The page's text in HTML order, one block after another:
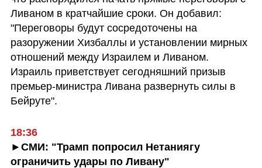
Ливаном в кратчайшие сроки. Он добавил:
"Переговоры будут сосредоточены на
разоружении Хизбаллы и установлении мирных
отношений между Израилем и Ливаном.
Израиль приветствует сегодняшний призыв
премьер-министра Ливана развернуть силы в
Бейруте".
18:36
►СМИ: "Трамп попросил Нетаниягу
ограничить удары по Ливану"